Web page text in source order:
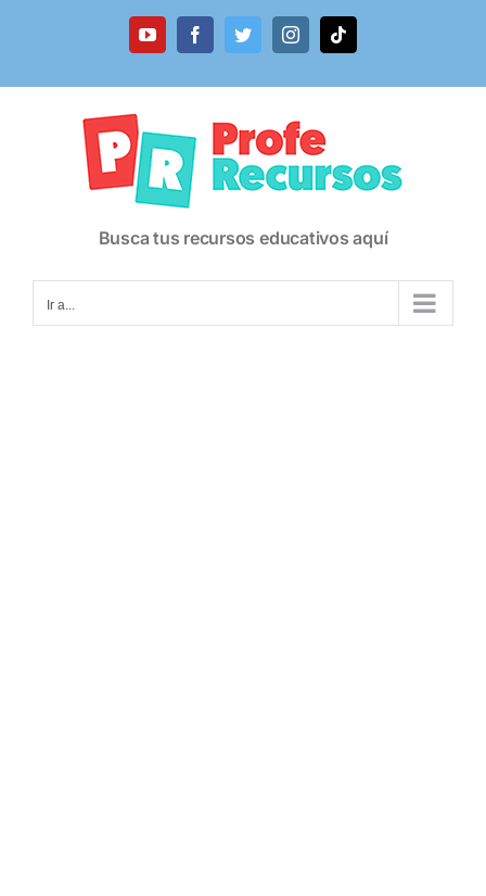
YouTubeFacebookTwitterInstagramTiktok
Busca tus recursos educativos aquí
Ir a...